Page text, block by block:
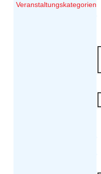
Veranstaltungskategorien